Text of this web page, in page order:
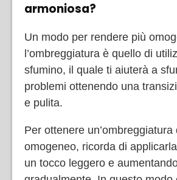
armoniosa?
Un modo per rendere più
l’ombreggiatura è quello di
sfumino, il quale ti aiuterà a
problemi ottenendo una
e pulita.
Per ottenere un’ombreggiatura
omogeneo, ricorda di
un tocco leggero e